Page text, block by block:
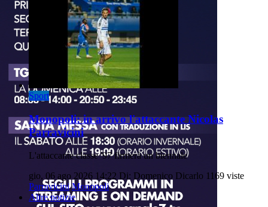
Sport
Monopoli: in arrivo l'attaccante Nicolas
Parravicini
L'attaccante classe '97 firmerà un biennale
gio, 06 ago 2026 14:22 Di: Domenico Dicarlo 1169 viste
Parravicini Monopoli
Altre notizie